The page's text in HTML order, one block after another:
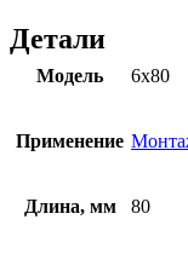
Детали
Модель 6х80
Применение
Длина, мм 80